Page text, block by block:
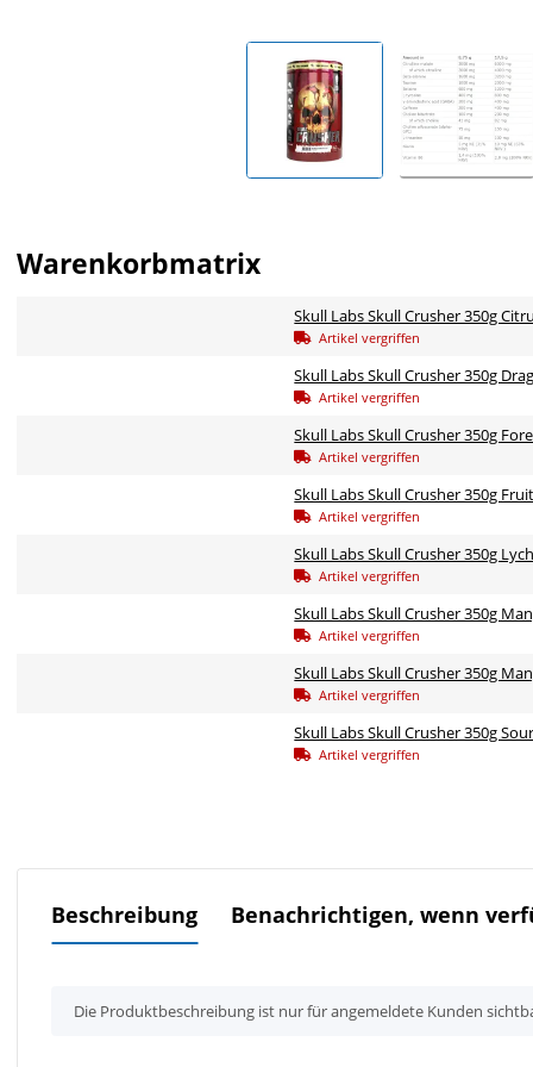
Warenkorbmatrix
Skull Labs Skull Crusher 350g
Artikel vergriffen
Skull Labs Skull Crusher 350g
Artikel vergriffen
Skull Labs Skull Crusher 350g
Artikel vergriffen
Skull Labs Skull Crusher 350g
Artikel vergriffen
Skull Labs Skull Crusher 350g
Artikel vergriffen
Skull Labs Skull Crusher 350g
Artikel vergriffen
Skull Labs Skull Crusher 350g
Artikel vergriffen
Skull Labs Skull Crusher 350g
Artikel vergriffen
Beschreibung Benachrichtigen, wenn
x
Die Produktbeschreibung ist nur für angemeldete Kunden